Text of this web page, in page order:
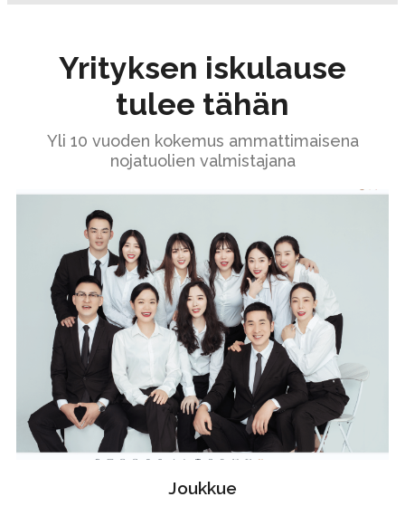
Yrityksen iskulause
tulee tähän
Yli 10 vuoden kokemus ammattimaisena
nojatuolien valmistajana
Joukkue